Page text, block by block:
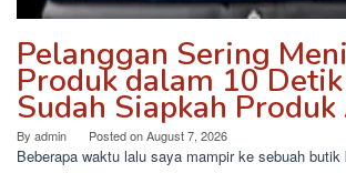
Pelanggan Sering
Produk dalam 10
Sudah Siapkah Produk
By admin Posted onAugust 7, 2026
Beberapa waktu lalu saya mampir ke sebuah